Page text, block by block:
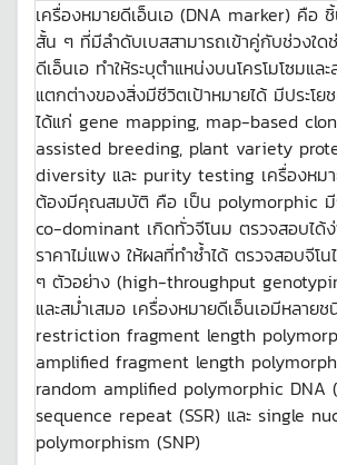
เครื่องหมายดีเอ็นเอ (DNA marker) คือ
สั้น ๆ ที่มีลำดับเบสสามารถเข้าคู่กับช่วงใ
ดีเอ็นเอ ทำให้ระบุตำแหน่งบนโครโมโซมแล
แตกต่างของสิ่งมีชีวิตเป้าหมายได้ มีประโย
ได้แก่ gene mapping, map-based
assisted breeding, plant variety
diversity และ purity testing เครื่องหมา
ต้องมีคุณสมบัติ คือ เป็น polymorphic มี
co-dominant เกิดทั่วจีโนม ตรวจสอบได้ง่
ราคาไม่แพง ให้ผลที่ทำซ้ำได้ ตรวจสอบจีโน
ๆ ตัวอย่าง (high-throughput
และสม่ำเสมอ เครื่องหมายดีเอ็นเอมีหลาย
restriction fragment length
amplified fragment length
random amplified polymorphic DNA
sequence repeat (SSR) และ single
polymorphism (SNP)